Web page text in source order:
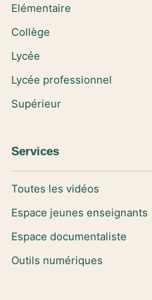
Elémentaire
Collège
Lycée
Lycée professionnel
Supérieur
Services
Toutes les vidéos
Espace jeunes enseignants
Espace documentaliste
Outils numériques